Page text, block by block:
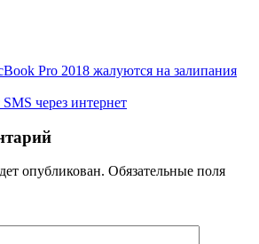
Pro 2018 жалуются на залипания
через интернет
опубликован. Обязательные поля